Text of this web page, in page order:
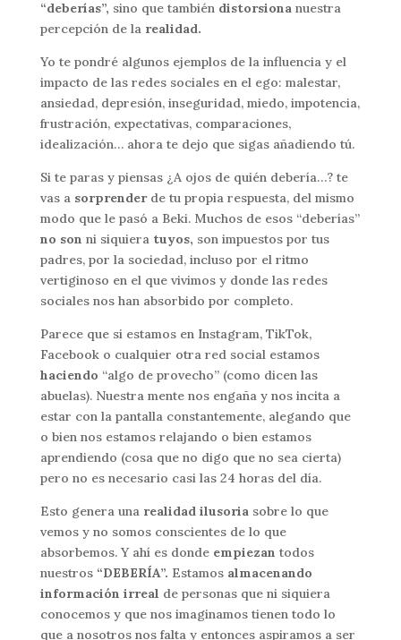
“deberías”, sino que también distorsiona nuestra
percepción de la realidad.
Yo te pondré algunos ejemplos de la influencia y el
impacto de las redes sociales en el ego: malestar,
ansiedad, depresión, inseguridad, miedo, impotencia,
frustración, expectativas, comparaciones,
idealización… ahora te dejo que sigas añadiendo tú.
Si te paras y piensas ¿A ojos de quién debería…? te
vas a sorprender de tu propia respuesta, del mismo
modo que le pasó a Beki. Muchos de esos “deberías”
no son ni siquieratuyos, son impuestos por tus
padres, por la sociedad, incluso por el ritmo
vertiginoso en el que vivimos y donde las redes
sociales nos han absorbido por completo.
Parece que si estamos en Instagram, TikTok,
Facebook o cualquier otra red social estamos
haciendo “algo de provecho” (como dicen las
abuelas). Nuestra mente nos engaña y nos incita a
estar con la pantalla constantemente, alegando que
o bien nos estamos relajando o bien estamos
aprendiendo (cosa que no digo que no sea cierta)
pero no es necesario casi las 24 horas del día.
Esto genera una realidad ilusoriasobre lo que
vemos y no somos conscientes de lo que
absorbemos. Y ahí es donde empiezan todos
nuestros“DEBERÍA”. Estamos almacenando
información irreal de personas que ni siquiera
conocemos y que nos imaginamos tienen todo lo
que a nosotros nos falta y entonces aspiramos a ser